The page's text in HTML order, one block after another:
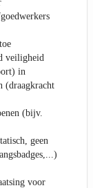
veiligheid
in
(draagkracht
(bijv.
geen
voor